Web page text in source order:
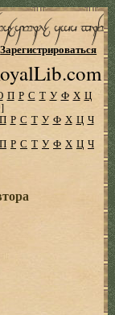
Зарегистрироваться
П Р С Т У Ф Х Ц
П Р С Т У Ф Х Ц Ч
П Р С Т У Ф Х Ц Ч